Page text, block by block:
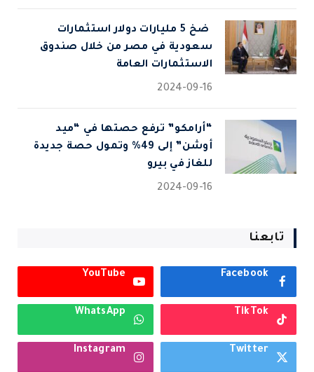
⁠ ضخ 5 مليارات دولار استثمارات
سعودية في مصر من خلال صندوق
الاستثمارات العامة
2024-09-16
“أرامكو” ترفع حصتها في “ميد
أوشن” إلى 49% وتمول حصة جديدة
للغاز في بيرو
2024-09-16
تابعنا
Facebook
YouTube
TikTok
WhatsApp
Twitter
Instagram